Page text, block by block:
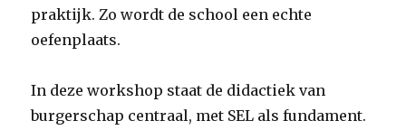
praktijk. Zo wordt de school een echte
oefenplaats.
In deze workshop staat de didactiek van
burgerschap centraal, met SEL als fundament.